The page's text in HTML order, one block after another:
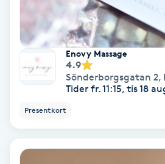
Fotsvamp
Fotvård
Enovy Massage
4.9
Sönderborgsgatan 2,
Tider fr. 11:15, tis 18
Presentkort